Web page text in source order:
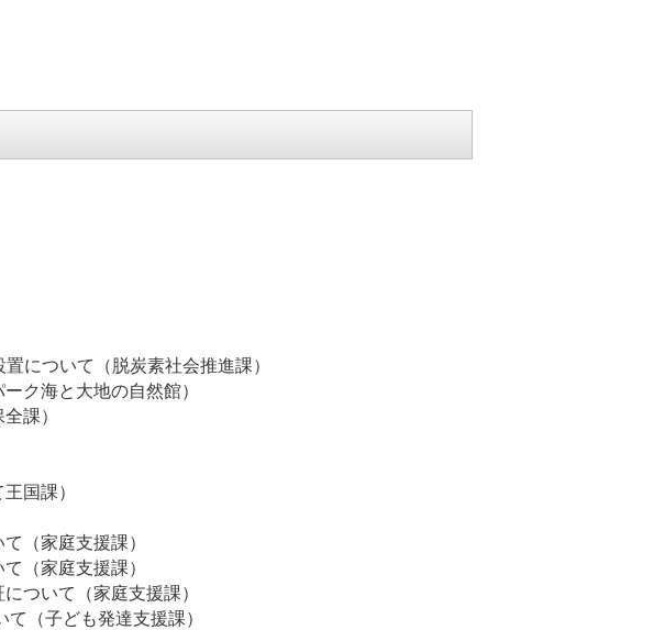
について（脱炭素社会推進課）
ク海と大地の自然館）
課）
国課）
（家庭支援課）
（家庭支援課）
ついて（家庭支援課）
（子ども発達支援課）